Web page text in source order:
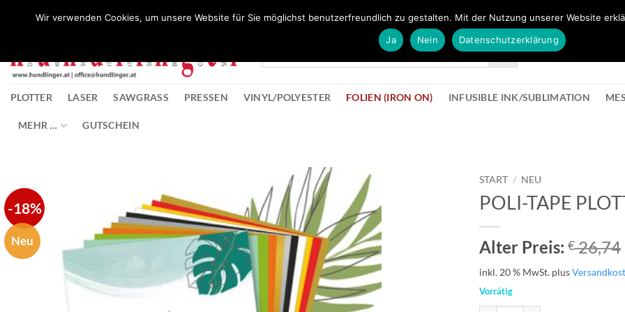
PLOTTER LASER SAWGRASS PRESSEN VINYL/POLYESTER FOLIEN (IRON ON) INFUSIBLE INK/SUBLIMATION
MEHR … GUTSCHEIN
-18%
Neu
zur
Wunschliste
hinzufügen
START / NEU
POLI-TAPE
Alter Preis: €26,74
inkl. 20 % MwSt. plus
Vorrätig
Wir verwenden Cookies, um unsere Website für Sie möglichst benutzerfreundlich zu gestalten. Mit der Nutzung unserer Website
Ja
Nein Datenschutzerklärung